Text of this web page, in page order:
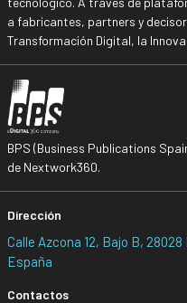
a fabricantes, partners y
Transformación Digital, la
BPS (Business Publications
de Nextwork360.
Dirección
Calle Azcona 12, Bajo B, 28028
España
Contactos